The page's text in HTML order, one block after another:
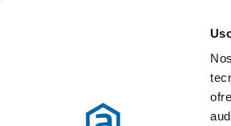
Alquiler pisos Málaga